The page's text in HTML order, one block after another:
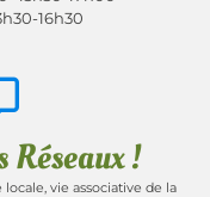
16h30
Réseaux !
vie associative de la